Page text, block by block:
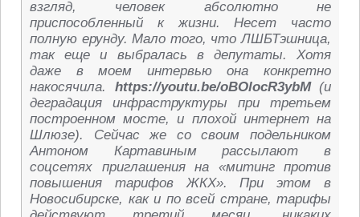
взгляд, человек абсолютно не
приспособленный к жизни. Несет часто
полную ерунду. Мало того, что ЛШБТэшница,
так еще и выбралась в депутаты. Хотя
даже в моем интервью она конкретно
накосячила.
https://youtu.be/oBOlocR3ybM(и
деградация инфраструктуры при третьем
построенном мосте, и плохой интернет на
Шлюзе). Сейчас же со своим подельником
Антоном Картавиным рассылают в
соцсетях приглашения на «митинг против
повышения тарифов ЖКХ». При этом в
Новосибирске, как и по всей стране, тарифы